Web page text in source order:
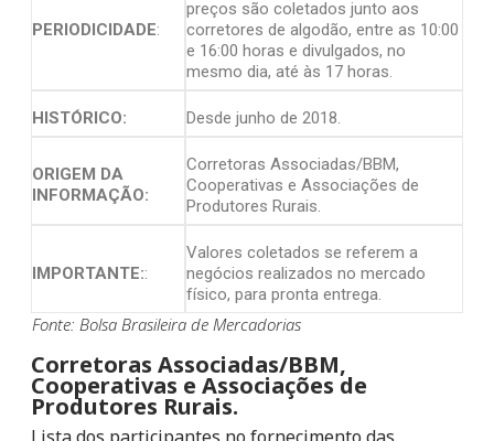
PERIODICIDADE:
preços são coletados junto aos
corretores de algodão, entre as 10:00
e 16:00 horas e divulgados, no
mesmo dia, até às 17 horas.
HISTÓRICO: Desde junho de 2018.
ORIGEM DA
INFORMAÇÃO:
Corretoras Associadas/BBM,
Cooperativas e Associações de
Produtores Rurais.
IMPORTANTE::
Valores coletados se referem a
negócios realizados no mercado
físico, para pronta entrega.
Fonte: Bolsa Brasileira de Mercadorias
Corretoras Associadas/BBM,
Cooperativas e Associações de
Produtores Rurais.